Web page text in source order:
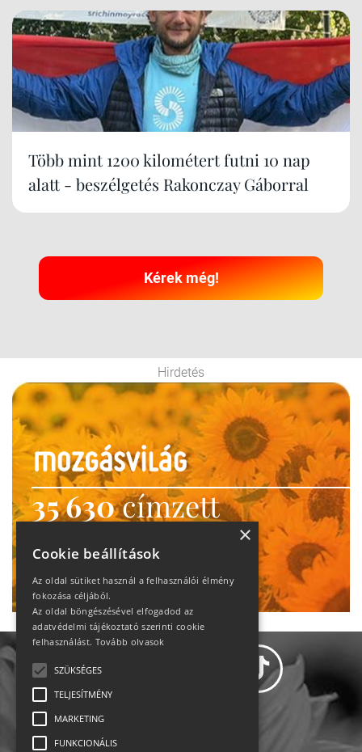
Több mint 1200 kilométert futni 10 nap
alatt - beszélgetés Rakonczay Gáborral
Kérek még!
Hirdetés
35 630címzett
heti motiváció
Ne maradj le!
×
Cookie beállítások
Az oldal sütiket használ a felhasználói élmény
fokozása céljából.
Az oldal böngészésével elfogadod az
adatvédelmi tájékoztató szerinti cookie
felhasználást. Tovább olvasok
SZÜKSÉGES
TELJESÍTMÉNY
MARKETING
FUNKCIONÁLIS